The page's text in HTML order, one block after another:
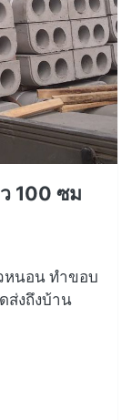
100 ซม
หนอน ทำขอบ
ส่งถึงบ้าน